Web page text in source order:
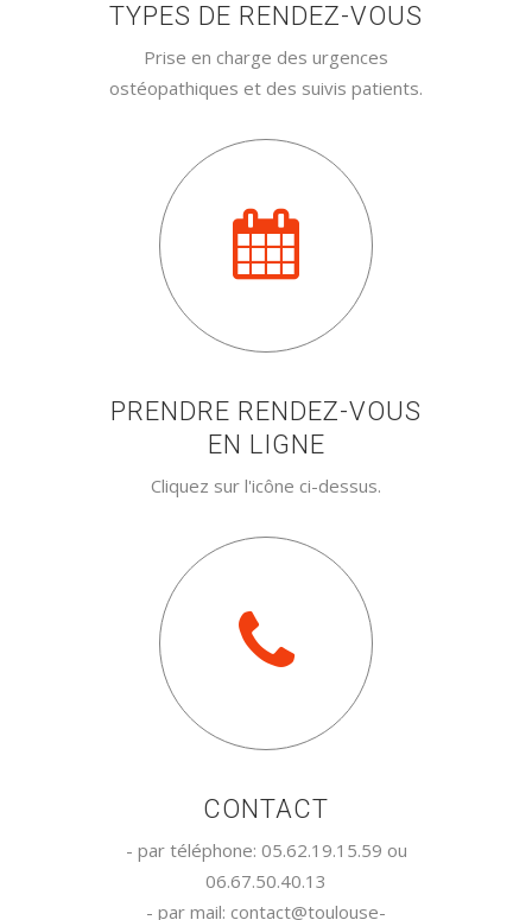
TYPES DE RENDEZ-VOUS
Prise en charge des urgences
ostéopathiques et des suivis patients.
PRENDRE RENDEZ-VOUS
EN LIGNE
Cliquez sur l'icône ci-dessus.
CONTACT
- par téléphone: 05.62.19.15.59 ou
06.67.50.40.13
- par mail: contact@toulouse-